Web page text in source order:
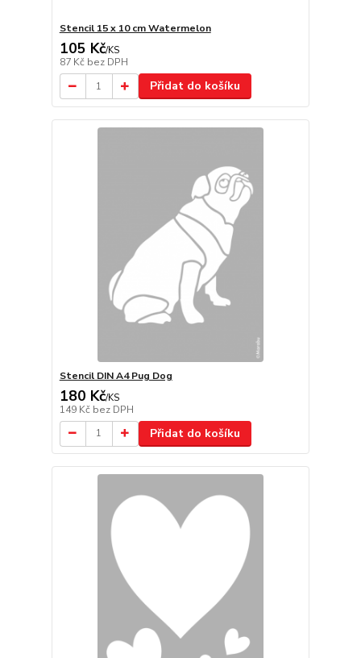
Stencil 15 x 10 cm Watermelon
105 Kč/KS
87 Kč bez DPH
Přidat do košíku
Stencil DIN A4 Pug Dog
180 Kč/KS
149 Kč bez DPH
Přidat do košíku